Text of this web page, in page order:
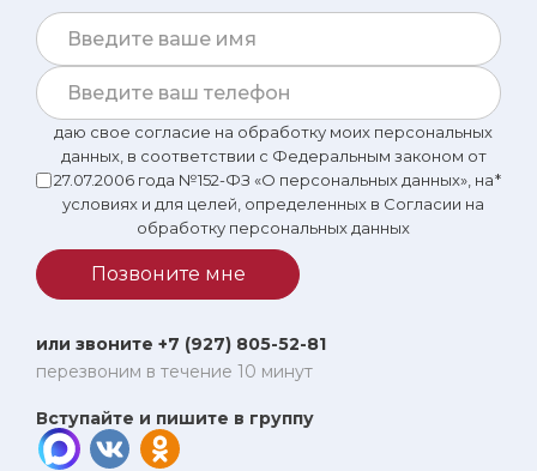
даю свое согласие на обработку моих персональных
данных, в соответствии с Федеральным законом от
27.07.2006 года №152-ФЗ «О персональных данных», на
условиях и для целей, определенных в Согласии на
обработку персональных данных
*
Позвоните мне
или звоните +7 (927) 805-52-81
перезвоним в течение 10 минут
Вступайте и пишите в группу